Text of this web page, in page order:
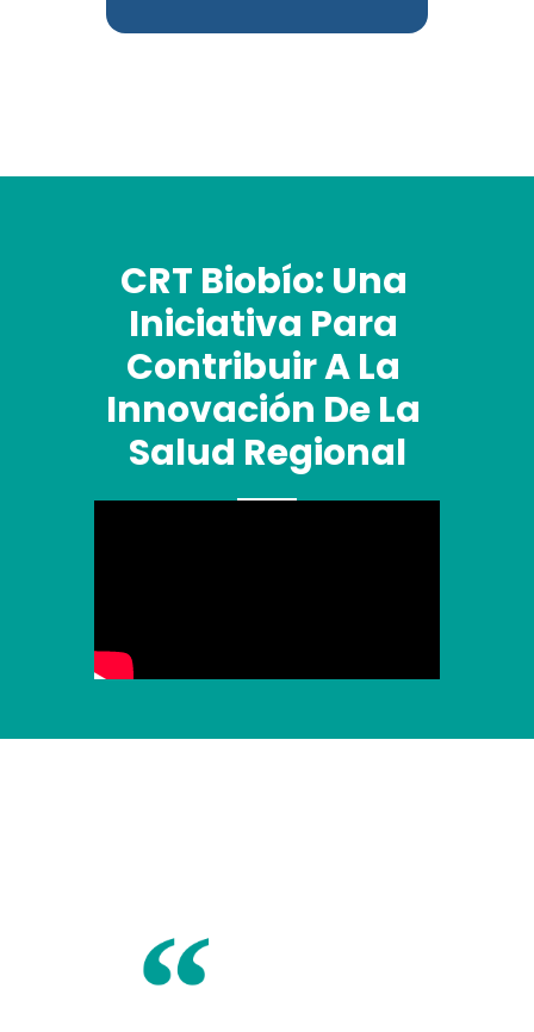
CRT Biobío: Una
Iniciativa Para
Contribuir A La
Innovación De La
Salud Regional